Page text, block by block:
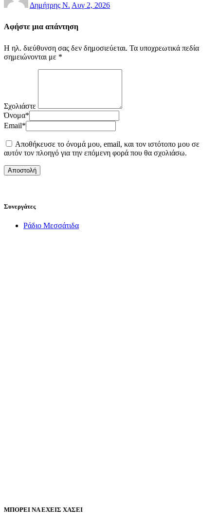
Δημήτρης Ν. Αυγ 2, 2026
Αφήστε μια απάντηση
Η ηλ. διεύθυνση σας δεν δημοσιεύεται. Τα υποχρεωτικά πεδία
σημειώνονται με *
Σχολιάστε
Όνομα*
Email*
Αποθήκευσε το όνομά μου, email, και τον ιστότοπο μου σε
αυτόν τον πλοηγό για την επόμενη φορά που θα σχολιάσω.
Συνεργάτες
Ράδιο Μεσσάτιδα
ΜΠΟΡΕΙ ΝΑ ΕΧΕΙΣ ΧΑΣΕΙ